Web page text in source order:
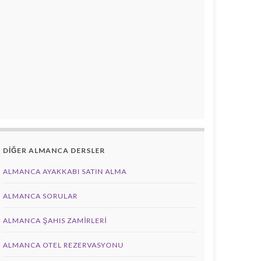
DİĞER ALMANCA DERSLER
ALMANCA AYAKKABI SATIN ALMA
ALMANCA SORULAR
ALMANCA ŞAHIS ZAMIRLERI
ALMANCA OTEL REZERVASYONU